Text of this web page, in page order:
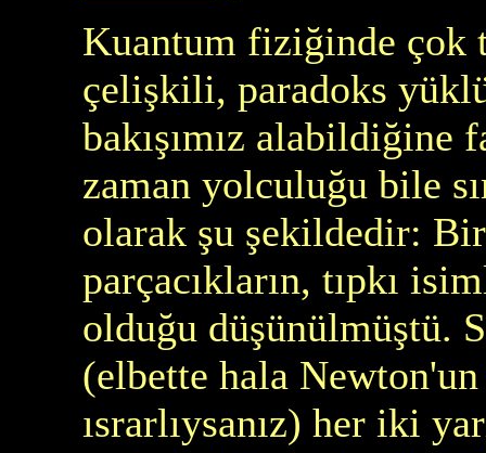
Kuantum fiziğinde çok
çelişkili, paradoks
bakışımız alabildiğine
zaman yolculuğu bile
olarak şu şekildedir:
parçacıkların, tıpkı
olduğu düşünülmüştü.
(elbette hala
ısrarlıysanız) her iki